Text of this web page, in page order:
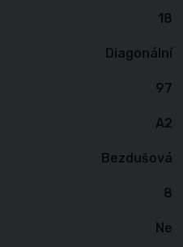
18
Diagonální
97
A2
Bezdušová
8
Ne